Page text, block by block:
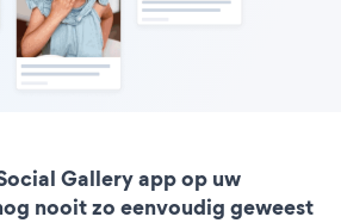
Gallery app op uw
nooit zo eenvoudig geweest